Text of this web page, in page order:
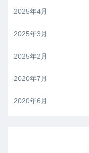
2025年4月
2025年3月
2025年2月
2020年7月
2020年6月